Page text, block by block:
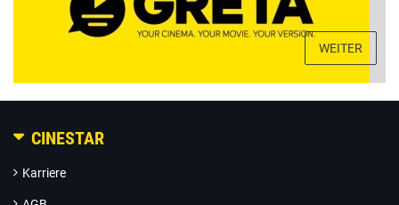
WEITER
CINESTAR
Karriere